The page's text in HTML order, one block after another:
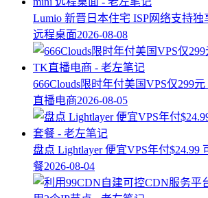
Lumio 新晋日本住宅 ISP网络支持独
远程桌面2026-08-08
666Clouds限时年付美国VPS仅299
直播电商2026-08-05
盘点 Lightlayer 便宜VPS年付$24.99
餐2026-08-04